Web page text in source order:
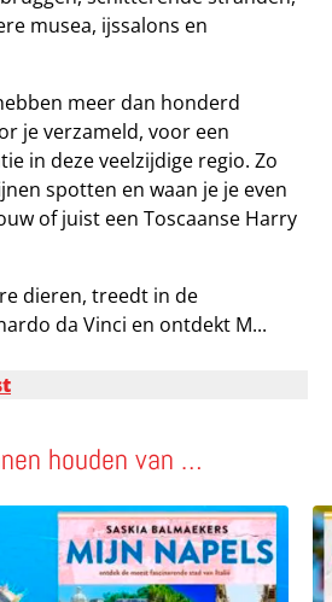
musea, ijssalons en
meer dan honderd
je verzameld, voor een
in deze veelzijdige regio. Zo
spotten en waan je je even
of juist een Toscaanse Harry
dieren, treedt in de
da Vinci en ontdekt M...
houden van …